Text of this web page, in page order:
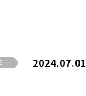
2024.07.01